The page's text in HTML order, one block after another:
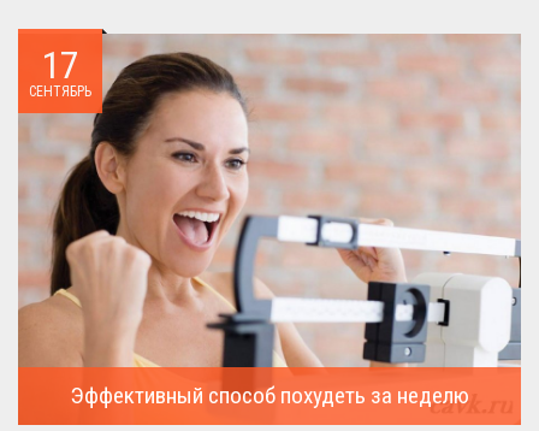
17
СЕНТЯБРЬ
Эффективный способ похудеть за неделю